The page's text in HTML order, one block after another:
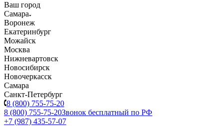
Ваш город
Самара
Воронеж
Екатеринбург
Можайск
Москва
Нижневартовск
Новосибирск
Новочеркасск
Самара
Санкт-Петербург
8 (800) 755-75-20
8 (800) 755-75-20Звонок бесплатный по РФ
+7 (987) 435-57-07